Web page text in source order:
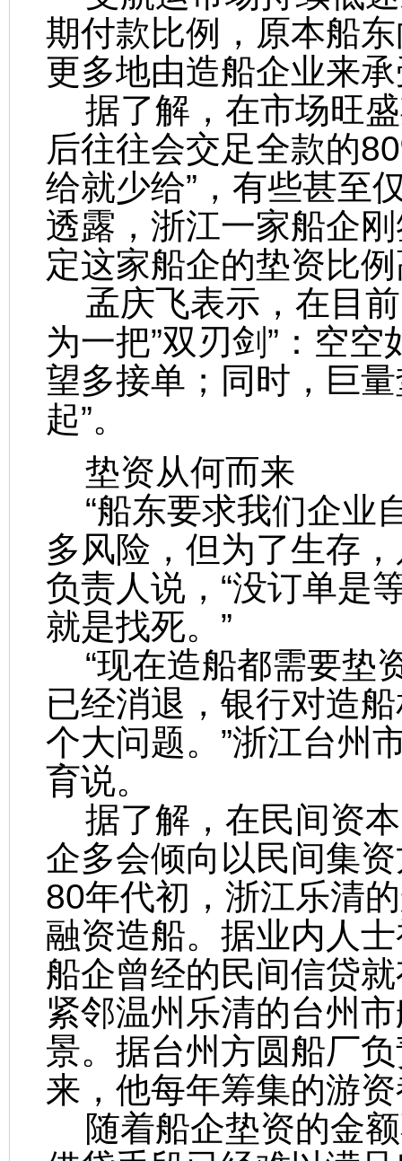
期付款比例，原本船
更多地由造船企业来
据了解，在市场旺
后往往会交足全款的
给就少给”，有些甚至
透露，浙江一家船企
定这家船企的垫资比
孟庆飞表示，在目
为一把”双刃剑”：空
望多接单；同时，巨
起”。
垫资从何而来
“船东要求我们企业
多风险，但为了生存
负责人说，“没订单是
就是找死。”
“现在造船都需要垫
已经消退，银行对造
个大问题。”浙江台州
育说。
据了解，在民间资
企多会倾向以民间集
80年代初，浙江乐清
融资造船。据业内人
船企曾经的民间信贷
紧邻温州乐清的台州
景。据台州方圆船厂
来，他每年筹集的游
随着船企垫资的金